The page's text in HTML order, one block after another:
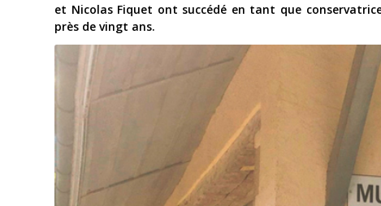
et Nicolas Fiquet ont succédé en tant que
près de vingt ans.